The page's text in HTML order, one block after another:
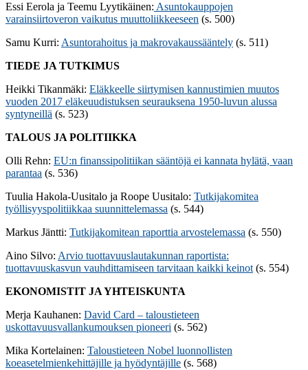
Essi Eerola ja Teemu Lyytikäinen: Asuntokauppojen
varainsiirtoveron vaikutus muuttoliikkeeseen (s. 500)
Samu Kurri: Asuntorahoitus ja makrovakaussääntely (s. 511)
TIEDE JA TUTKIMUS
Heikki Tikanmäki: Eläkkeelle siirtymisen kannustimien muutos
vuoden 2017 eläkeuudistuksen seurauksena 1950-luvun alussa
syntyneillä (s. 523)
TALOUS JA POLITIIKKA
Olli Rehn: EU:n finanssipolitiikan sääntöjä ei kannata hylätä, vaan
parantaa (s. 536)
Tuulia Hakola-Uusitalo ja Roope Uusitalo: Tutkijakomitea
työllisyyspolitiikkaa suunnittelemassa (s. 544)
Markus Jäntti: Tutkijakomitean raporttia arvostelemassa (s. 550)
Aino Silvo: Arvio tuottavuuslautakunnan raportista:
tuottavuuskasvun vauhdittamiseen tarvitaan kaikki keinot (s. 554)
EKONOMISTIT JA YHTEISKUNTA
Merja Kauhanen: David Card – taloustieteen
uskottavuusvallankumouksen pioneeri (s. 562)
Mika Kortelainen: Taloustieteen Nobel luonnollisten
koeasetelmienkehittäjille ja hyödyntäjille (s. 568)